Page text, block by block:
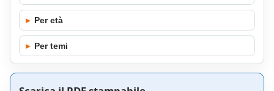
▸ Per età
▸ Per temi